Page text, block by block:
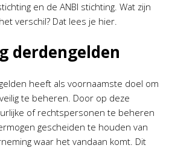
en de ANBI stichting. Wat zijn
verschil? Dat lees je hier.
derdengelden
heeft als voornaamste doel om
te beheren. Door op deze
of rechtspersonen te beheren
gescheiden te houden van
waar het vandaan komt. Dit